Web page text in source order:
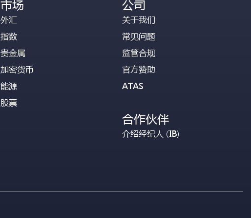
市场
外汇
指数
贵金属
加密货币
能源
股票
公司
关于我们
常见问题
监管合规
官方赞助
ATAS
合作伙伴
介绍经纪人 (IB)